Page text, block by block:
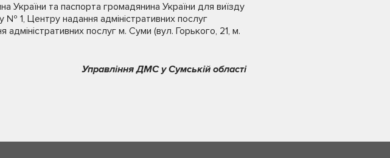
України та паспорта громадянина України для виїзду
1, Центру надання адміністративних послуг
послуг м. Суми (вул. Горького, 21, м.
Управління ДМС у Сумській області